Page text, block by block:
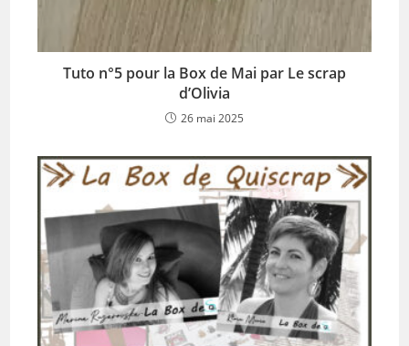
Tuto n°5 pour la Box de Mai par Le scrap
d’Olivia
26 mai 2025